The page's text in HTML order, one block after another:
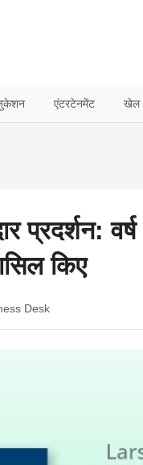
एंटरटेनमेंट खेल
प्रदर्शन:
किए
Desk